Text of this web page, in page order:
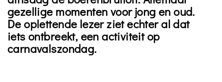
gezellige momenten voor jong en oud.
De oplettende lezer ziet echter al dat
iets ontbreekt, een activiteit op
carnavalszondag.